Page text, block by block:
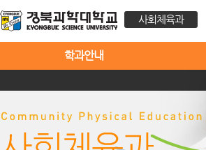
사회체육과
학과안내